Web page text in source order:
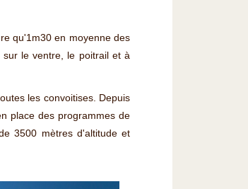
qu'1m30 en moyenne des
le ventre, le poitrail et à
les convoitises. Depuis
place des programmes de
3500 mètres d'altitude et